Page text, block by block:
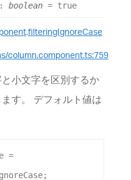
: boolean = true
.filteringIgnoreCase
column.component.ts:759
小文字を区別するか
す。 デフォルト値は
;